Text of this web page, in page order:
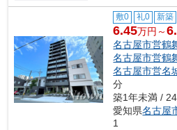
敷0 礼0 新築
6.45万円～
名古屋市営鶴
名古屋市営鶴
名古屋市営名
分
築1年未満 /
愛知県名古屋
1